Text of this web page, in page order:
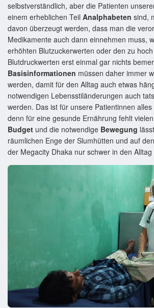
selbstverständlich, aber die Patienten
einem erheblichen Teil Analphabeten sind,
davon überzeugt werden, dass man die
Medikamente auch dann einnehmen muss,
erhöhten Blutzuckerwerten oder den zu
Blutdruckwerten erst einmal gar nichts
Basisinformationen müssen daher immer
werden, damit für den Alltag auch etwas
notwendigen Lebensstiländerungen auch
werden. Das ist für unsere Patientinnen
denn für eine gesunde Ernährung fehlt
Budget und die notwendige Bewegung
räumlichen Enge der Slumhütten und auf
der Megacity Dhaka nur schwer in den